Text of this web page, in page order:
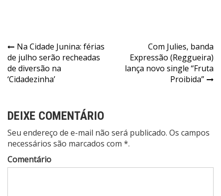
Navegação
de
Post
Na Cidade Junina: férias
de julho serão recheadas
de diversão na
‘Cidadezinha’
Com Julies, banda
Expressão (Reggueira)
lança novo single “Fruta
Proibida”
DEIXE COMENTÁRIO
Seu endereço de e-mail não será publicado. Os campos
necessários são marcados com *.
Comentário